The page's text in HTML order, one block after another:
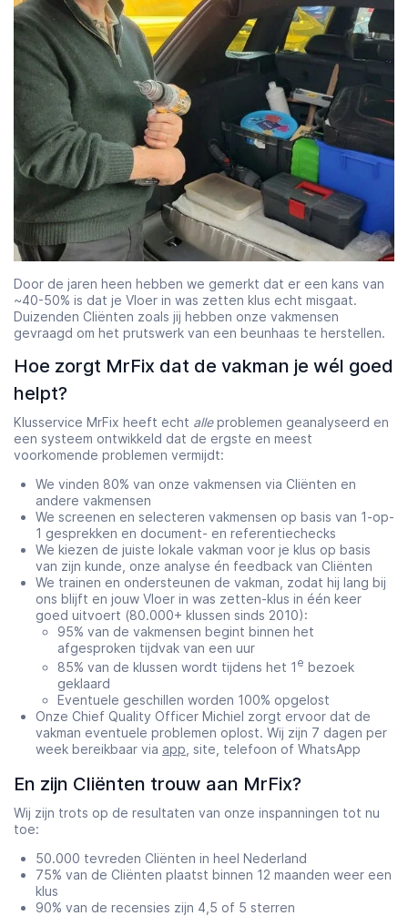
Door de jaren heen hebben we gemerkt dat er een kans van
~40-50% is dat je Vloer in was zetten klus echt misgaat.
Duizenden Cliënten zoals jij hebben onze vakmensen
gevraagd om het prutswerk van een beunhaas te herstellen.
Hoe zorgt MrFix dat de vakman je wél goed
helpt?
Klusservice MrFix heeft echt alleproblemen geanalyseerd en
een systeem ontwikkeld dat de ergste en meest
voorkomende problemen vermijdt:
We vinden 80% van onze vakmensen via Cliënten en
andere vakmensen
We screenen en selecteren vakmensen op basis van 1-op-
1 gesprekken en document- en referentiechecks
We kiezen de juiste lokale vakman voor je klus op basis
van zijn kunde, onze analyse én feedback van Cliënten
We trainen en ondersteunen de vakman, zodat hij lang bij
ons blijft en jouw Vloer in was zetten-klus in één keer
goed uitvoert (80.000+ klussen sinds 2010):
95% van de vakmensen begint binnen het
afgesproken tijdvak van een uur
85% van de klussen wordt tijdens het 1 e bezoek
geklaard
Eventuele geschillen worden 100% opgelost
Onze Chief Quality Officer Michiel zorgt ervoor dat de
vakman eventuele problemen oplost. Wij zijn 7 dagen per
week bereikbaar via app , site, telefoon of WhatsApp
En zijn Cliënten trouw aan MrFix?
Wij zijn trots op de resultaten van onze inspanningen tot nu
toe:
50.000 tevreden Cliënten in heel Nederland
75% van de Cliënten plaatst binnen 12 maanden weer een
klus
90% van de recensies zijn 4,5 of 5 sterren